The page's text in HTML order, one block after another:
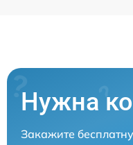
Нужна
Закажите